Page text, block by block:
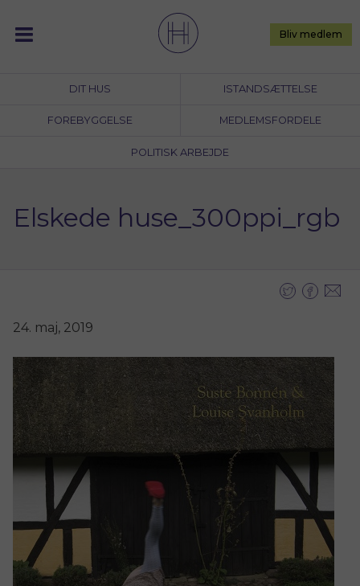
content
DIT HUS ISTANDSÆTTELSE
FOREBYGGELSE MEDLEMSFORDELE
POLITISK ARBEJDE
Bliv medlem
Elskede huse_300ppi_rgb
24. maj, 2019